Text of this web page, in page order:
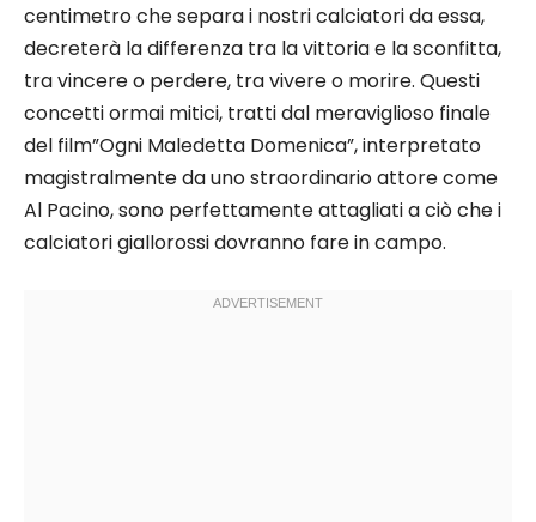
centimetro che separa i nostri calciatori da essa,
decreterà la differenza tra la vittoria e la sconfitta,
tra vincere o perdere, tra vivere o morire. Questi
concetti ormai mitici, tratti dal meraviglioso finale
del film”Ogni Maledetta Domenica”, interpretato
magistralmente da uno straordinario attore come
Al Pacino, sono perfettamente attagliati a ciò che i
calciatori giallorossi dovranno fare in campo.